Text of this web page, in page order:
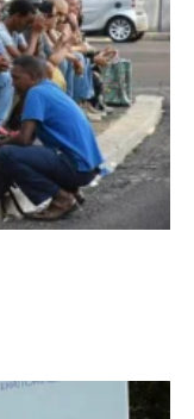
PICCOLO